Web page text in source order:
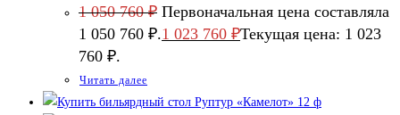
1 050 760₽ Первоначальная цена составляла
1 050 760 ₽.1 023 760 ₽Текущая цена: 1 023
760 ₽.
Читать далее